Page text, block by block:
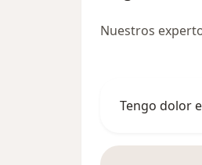
Nuestros
Tengo dolor